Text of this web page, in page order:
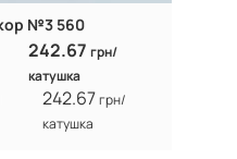
№3 560
242.67грн/
катушка
242.67грн/
катушка